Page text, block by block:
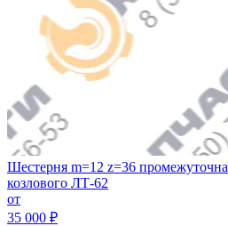
Шестерня m=12 z=36
козлового ЛТ-62
от
35 000 ₽